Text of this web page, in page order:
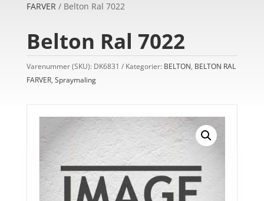
FARVER/ Belton Ral 7022
Belton Ral 7022
Varenummer (SKU): DK6831 Kategorier: BELTON, BELTON RAL
FARVER, Spraymaling